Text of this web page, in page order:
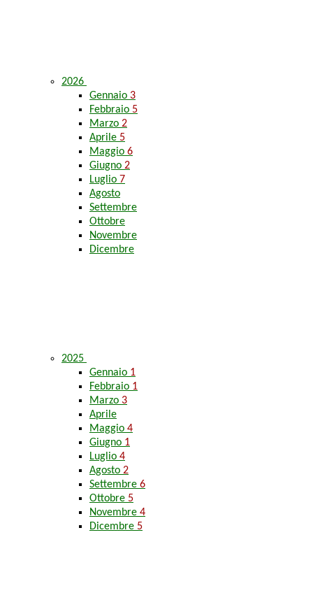
2026
Gennaio 3
Febbraio 5
Marzo 2
Aprile 5
Maggio 6
Giugno 2
Luglio 7
Agosto
Settembre
Ottobre
Novembre
Dicembre
2025
Gennaio 1
Febbraio 1
Marzo 3
Aprile
Maggio 4
Giugno 1
Luglio 4
Agosto 2
Settembre 6
Ottobre 5
Novembre 4
Dicembre 5